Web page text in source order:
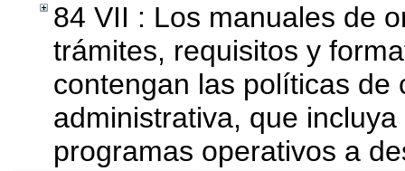
84 VII : Los manuales de
trámites, requisitos y
contengan las políticas de
administrativa, que
programas operativos a